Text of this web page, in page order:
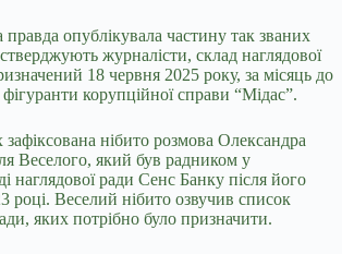
правда опублікувала частину так званих
журналісти, склад наглядової
18 червня 2025 року, за місяць до
корупційної справи “Мідас”.
нібито розмова Олександра
Веселого, який був радником у
наглядової ради Сенс Банку після його
році. Веселий нібито озвучив список
яких потрібно було призначити.